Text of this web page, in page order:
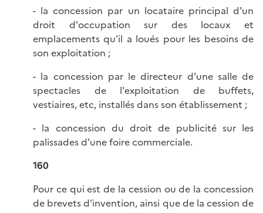
- la concession par un locataire principal d'un
droit d'occupation sur des locaux et
emplacements qu'il a loués pour les besoins de
son exploitation ;
- la concession par le directeur d'une salle de
spectacles de l'exploitation de buffets,
vestiaires, etc, installés dans son établissement ;
- la concession du droit de publicité sur les
palissades d'une foire commerciale.
160
Pour ce qui est de la cession ou de la concession
de brevets d'invention, ainsi que de la cession de